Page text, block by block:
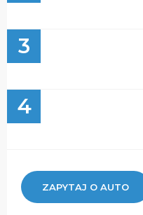
3
4
ZAPYTAJ O AUTO